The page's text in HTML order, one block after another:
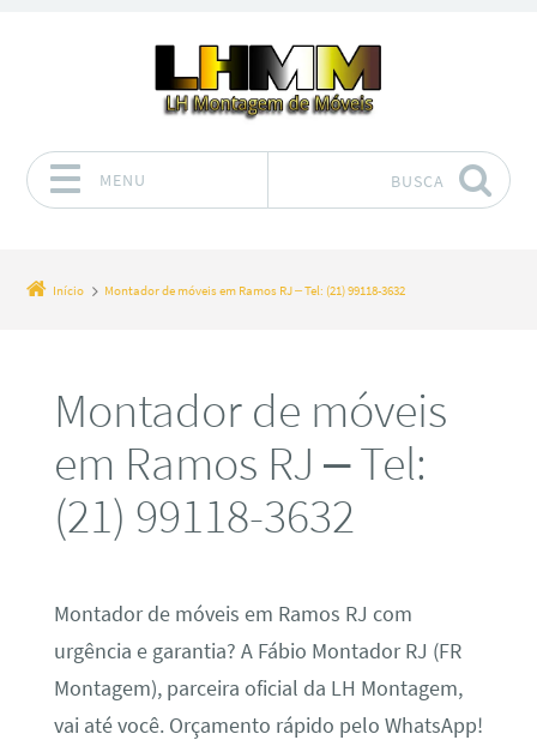
MENU BUSCA
Início Montador de móveis em Ramos RJ – Tel: (21) 99118-3632
Montador de móveis
em Ramos RJ – Tel:
(21) 99118-3632
Montador de móveis em Ramos RJ com
urgência e garantia? A Fábio Montador RJ (FR
Montagem), parceira oficial da LH Montagem,
vai até você. Orçamento rápido pelo WhatsApp!